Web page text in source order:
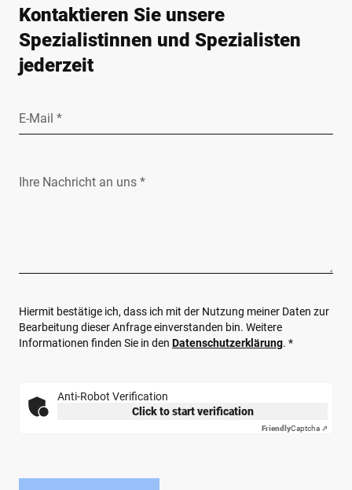
Kontaktieren Sie unsere
Spezialistinnen und Spezialisten
jederzeit
E-Mail *
Ihre Nachricht an uns *
Hiermit bestätige ich, dass ich mit der Nutzung meiner Daten zur
Bearbeitung dieser Anfrage einverstanden bin. Weitere
Informationen finden Sie in den Datenschutzerklärung. *
Anti-Robot Verification
Click to start verification
FriendlyCaptcha ⇗